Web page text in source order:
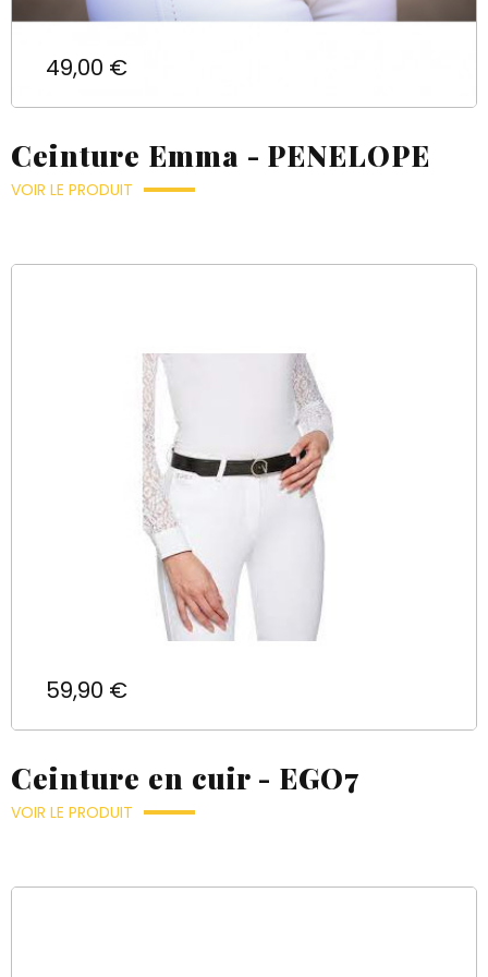
Prix
49,00 €
Ceinture Emma - PENELOPE
VOIR LE PRODUIT
Prix
59,90 €
Ceinture en cuir - EGO7
VOIR LE PRODUIT